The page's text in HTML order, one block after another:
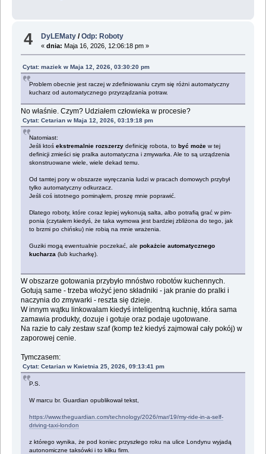
4 DyLEMaty /Odp: Roboty
«dnia: Maja 16, 2026, 12:06:18 pm »
Cytat: maziek w Maja 12, 2026, 03:30:20 pm
Problem obecnie jest raczej w zdefiniowaniu czym się różni automatyczny
kucharz od automatycznego przyrządzania potraw.
No właśnie. Czym? Udziałem człowieka w procesie?
Cytat: Cetarian w Maja 12, 2026, 03:19:18 pm
Natomiast:
Jeśli ktoś ekstremalnie rozszerzydefinicję robota, to być możew tej
definicji zmieści się pralka automatyczna i zmywarka. Ale to są urządzenia
skonstruowane wiele, wiele dekad temu.
Od tamtej pory w obszarze wyręczania ludzi w pracach domowych przybył
tylko automatyczny odkurzacz.
Jeśli coś istotnego pominąłem, proszę mnie poprawić.
Dlatego roboty, które coraz lepiej wykonują salta, albo potrafią grać w pim-
ponia (czytałem kiedyś, że taka wymowa jest bardziej zbliżona do tego, jak
to brzmi po chińsku) nie robią na mnie wrażenia.
Guziki mogą ewentualnie poczekać, ale pokażcie automatycznego
kucharza (lub kucharkę).
W obszarze gotowania przybyło mnóstwo robotów kuchennych.
Gotują same - trzeba włożyć jeno składniki - jak pranie do pralki i
naczynia do zmywarki - reszta się dzieje.
W innym wątku linkowałam kiedyś inteligentną kuchnię, która sama
zamawia produkty, dozuje i gotuje oraz podaje ugotowane.
Na razie to cały zestaw szaf (komp też kiedyś zajmował cały pokój) w
zaporowej cenie.
Tymczasem:
Cytat: Cetarian w Kwietnia 25, 2026, 09:13:41 pm
P.S.
W marcu br. Guardian opublikował tekst,
https://www.theguardian.com/technology/2026/mar/19/my-ride-in-a-self-
driving-taxi-london
z którego wynika, że pod koniec przyszłego roku na ulice Londynu wyjadą
autonomiczne taksówki i to kilku firm.